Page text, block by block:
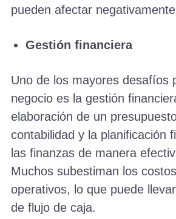
pueden afectar
Gestión financiera
Uno de los mayores desafíos
negocio es la gestión
elaboración de un
contabilidad y la planificación
las finanzas de manera
Muchos subestiman los
operativos, lo que puede
de flujo de caja.